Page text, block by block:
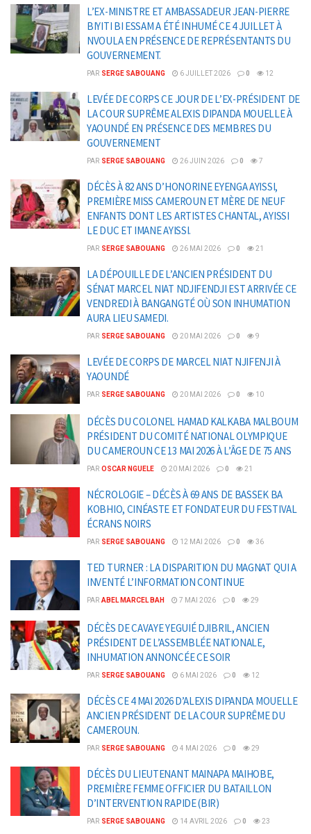
L’EX-MINISTRE ET AMBASSADEUR JEAN-PIERRE
BIYITI BI ESSAM A ÉTÉ INHUMÉ CE 4 JUILLET À
NVOULA EN PRÉSENCE DE REPRÉSENTANTS DU
GOUVERNEMENT.
PAR SERGE SABOUANG 6 JUILLET 2026 0 12
LEVÉE DE CORPS CE JOUR DE L’EX-PRÉSIDENT DE
LA COUR SUPRÊME ALEXIS DIPANDA MOUELLE À
YAOUNDÉ EN PRÉSENCE DES MEMBRES DU
GOUVERNEMENT
PAR SERGE SABOUANG 26 JUIN 2026 0 7
DÉCÈS À 82 ANS D’HONORINE EYENGA AYISSI,
PREMIÈRE MISS CAMEROUN ET MÈRE DE NEUF
ENFANTS DONT LES ARTISTES CHANTAL, AYISSI
LE DUC ET IMANE AYISSI.
PAR SERGE SABOUANG 26 MAI 2026 0 21
LA DÉPOUILLE DE L’ANCIEN PRÉSIDENT DU
SÉNAT MARCEL NIAT NDJIFENDJI EST ARRIVÉE CE
VENDREDI À BANGANGTÉ OÙ SON INHUMATION
AURA LIEU SAMEDI.
PAR SERGE SABOUANG 20 MAI 2026 0 9
LEVÉE DE CORPS DE MARCEL NIAT NJIFENJI À
YAOUNDÉ
PAR SERGE SABOUANG 20 MAI 2026 0 10
DÉCÈS DU COLONEL HAMAD KALKABA MALBOUM
PRÉSIDENT DU COMITÉ NATIONAL OLYMPIQUE
DU CAMEROUN CE 13 MAI 2026 À L’ÂGE DE 75 ANS
PAR OSCAR NGUELE 20 MAI 2026 0 21
NÉCROLOGIE – DÉCÈS À 69 ANS DE BASSEK BA
KOBHIO, CINÉASTE ET FONDATEUR DU FESTIVAL
ÉCRANS NOIRS
PAR SERGE SABOUANG 12 MAI 2026 0 36
TED TURNER : LA DISPARITION DU MAGNAT QUI A
INVENTÉ L’INFORMATION CONTINUE
PAR ABEL MARCEL BAH 7 MAI 2026 0 29
DÉCÈS DE CAVAYE YEGUIÉ DJIBRIL, ANCIEN
PRÉSIDENT DE L’ASSEMBLÉE NATIONALE,
INHUMATION ANNONCÉE CE SOIR
PAR SERGE SABOUANG 6 MAI 2026 0 12
DÉCÈS CE 4 MAI 2026 D’ALEXIS DIPANDA MOUELLE
ANCIEN PRÉSIDENT DE LA COUR SUPRÊME DU
CAMEROUN.
PAR SERGE SABOUANG 4 MAI 2026 0 29
DÉCÈS DU LIEUTENANT MAINAPA MAIHOBE,
PREMIÈRE FEMME OFFICIER DU BATAILLON
D’INTERVENTION RAPIDE (BIR)
PAR SERGE SABOUANG 14 AVRIL 2026 0 23